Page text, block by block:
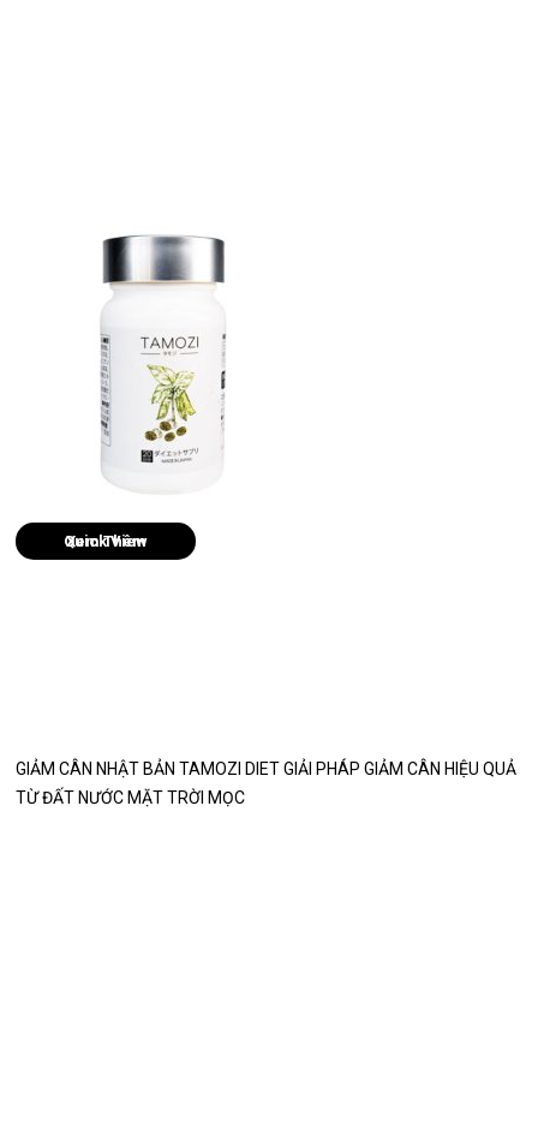
Quick View
GIẢM CÂN NHẬT BẢN TAMOZI DIET GIẢI PHÁP GIẢM CÂN HIỆU QUẢ
TỪ ĐẤT NƯỚC MẶT TRỜI MỌC